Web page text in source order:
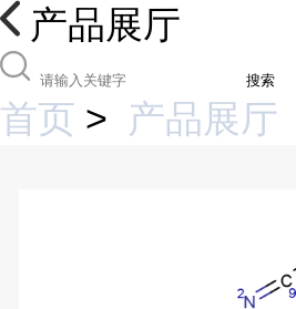
产品展厅
搜索
首页 > 产品展厅